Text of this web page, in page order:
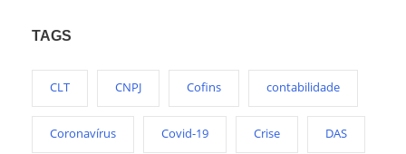
TAGS
CLT CNPJ Cofins contabilidade
Coronavírus Covid-19 Crise DAS